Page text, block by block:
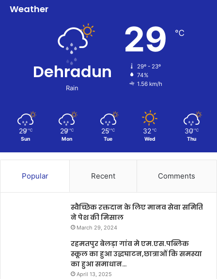
Weather
Dehradun
Rain
29 ℃
29º - 23º
74%
1.56 km/h
29 ℃
Sun
29 ℃
Mon
25 ℃
Tue
32 ℃
Wed
30 ℃
Thu
Popular Recent Comments
स्वैच्छिक रक्तदान के लिए मानव सेवा समिति
ने पेश की मिसाल
March 29, 2024
रहमतपुर बेलड़ा गांव मे एम.एस.पब्लिक
स्कूल का हुआ उद्धघाटन,छात्राओं कि समस्या
का हुआ समाधान…
April 13, 2025